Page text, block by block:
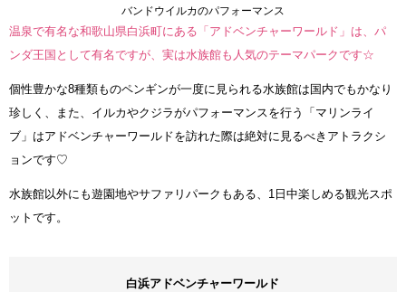
バンドウイルカのパフォーマンス
温泉で有名な和歌山県白浜町にある「アドベンチャーワールド」は、パ
ンダ王国として有名ですが、実は水族館も人気のテーマパークです☆
個性豊かな8種類ものペンギンが一度に見られる水族館は国内でもかなり
珍しく、また、イルカやクジラがパフォーマンスを行う「マリンライ
ブ」はアドベンチャーワールドを訪れた際は絶対に見るべきアトラクシ
ョンです♡
水族館以外にも遊園地やサファリパークもある、1日中楽しめる観光スポ
ットです。
白浜アドベンチャーワールド